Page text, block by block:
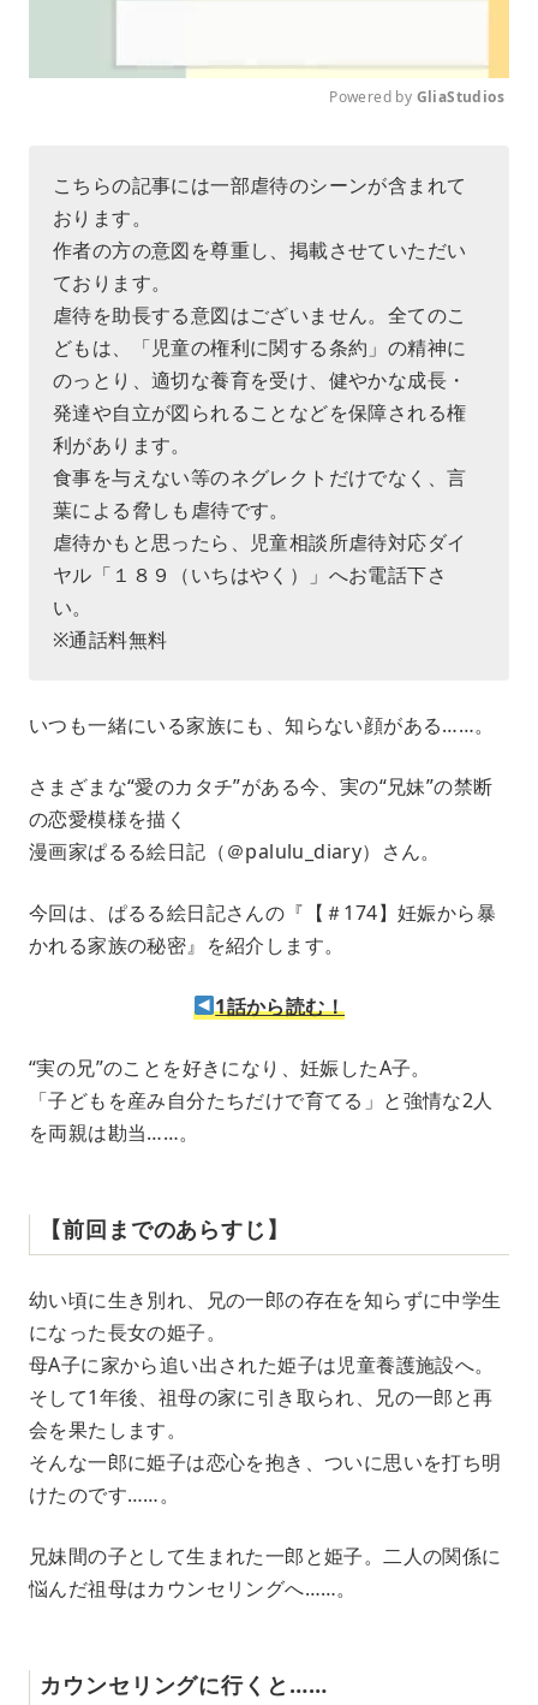
t
Powered by GliaStudios
こちらの記事には一部虐待のシーンが含まれて
おります。
作者の方の意図を尊重し、掲載させていただい
ております。
虐待を助長する意図はございません。全てのこ
どもは、「児童の権利に関する条約」の精神に
のっとり、適切な養育を受け、健やかな成長・
発達や自立が図られることなどを保障される権
利があります。
食事を与えない等のネグレクトだけでなく、言
葉による脅しも虐待です。
虐待かもと思ったら、児童相談所虐待対応ダイ
ヤル「１８９（いちはやく）」へお電話下さ
い。
※通話料無料
いつも一緒にいる家族にも、知らない顔がある……。
さまざまな“愛のカタチ”がある今、実の“兄妹”の禁断
の恋愛模様を描く
漫画家ぱるる絵日記（＠palulu_diary）さん。
今回は、ぱるる絵日記さんの『【＃174】妊娠から暴
かれる家族の秘密』を紹介します。
1話から読む！
“実の兄”のことを好きになり、妊娠したA子。
「子どもを産み自分たちだけで育てる」と強情な2人
を両親は勘当……。
【前回までのあらすじ】
幼い頃に生き別れ、兄の一郎の存在を知らずに中学生
になった長女の姫子。
母A子に家から追い出された姫子は児童養護施設へ。
そして1年後、祖母の家に引き取られ、兄の一郎と再
会を果たします。
そんな一郎に姫子は恋心を抱き、ついに思いを打ち明
けたのです……。
兄妹間の子として生まれた一郎と姫子。二人の関係に
悩んだ祖母はカウンセリングへ……。
カウンセリングに行くと……